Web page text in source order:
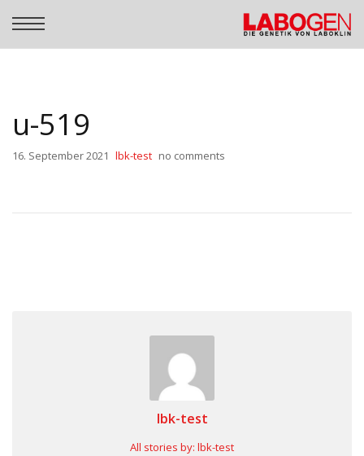
u-519
16. September 2021 lbk-test no comments
lbk-test
All stories by: lbk-test